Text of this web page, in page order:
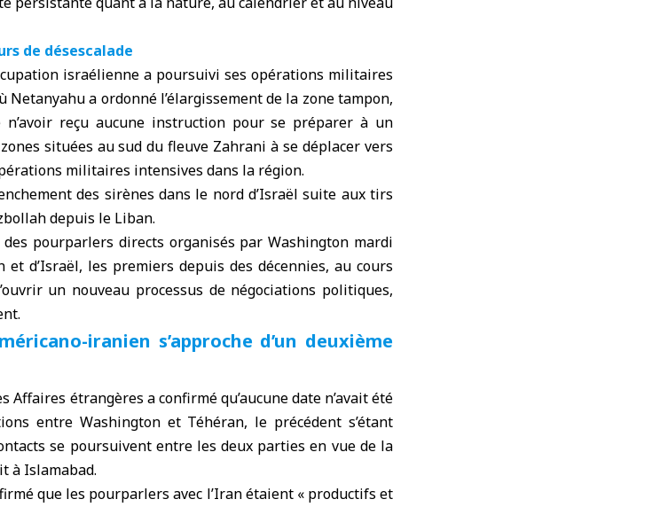
de désescalade
israélienne a poursuivi ses opérations militaires
a ordonné l’élargissement de la zone tampon,
reçu aucune instruction pour se préparer à un
situées au sud du fleuve Zahrani à se déplacer vers
militaires intensives dans la région.
des sirènes dans le nord d’Israël suite aux tirs
depuis le Liban.
pourparlers directs organisés par Washington mardi
d’Israël, les premiers depuis des décennies, au cours
un nouveau processus de négociations politiques,
iranien s’approche d’un deuxième
étrangères a confirmé qu’aucune date n’avait été
entre Washington et Téhéran, le précédent s’étant
se poursuivent entre les deux parties en vue de la
à Islamabad.
que les pourparlers avec l’Iran étaient « productifs et